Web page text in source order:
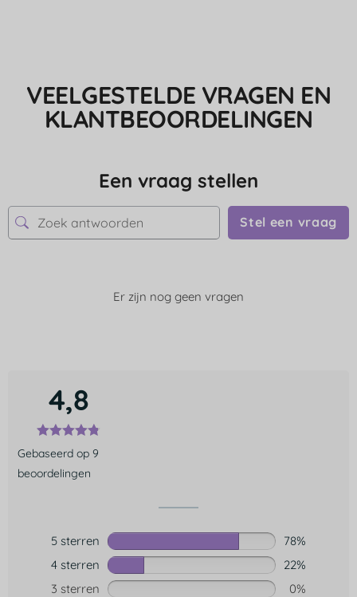
VEELGESTELDE VRAGEN EN
KLANTBEOORDELINGEN
Een vraag stellen
Stel een vraag
Er zijn nog geen vragen
4,8
Gebaseerd op 9
beoordelingen
5 sterren
78%
4 sterren
22%
3 sterren
0%